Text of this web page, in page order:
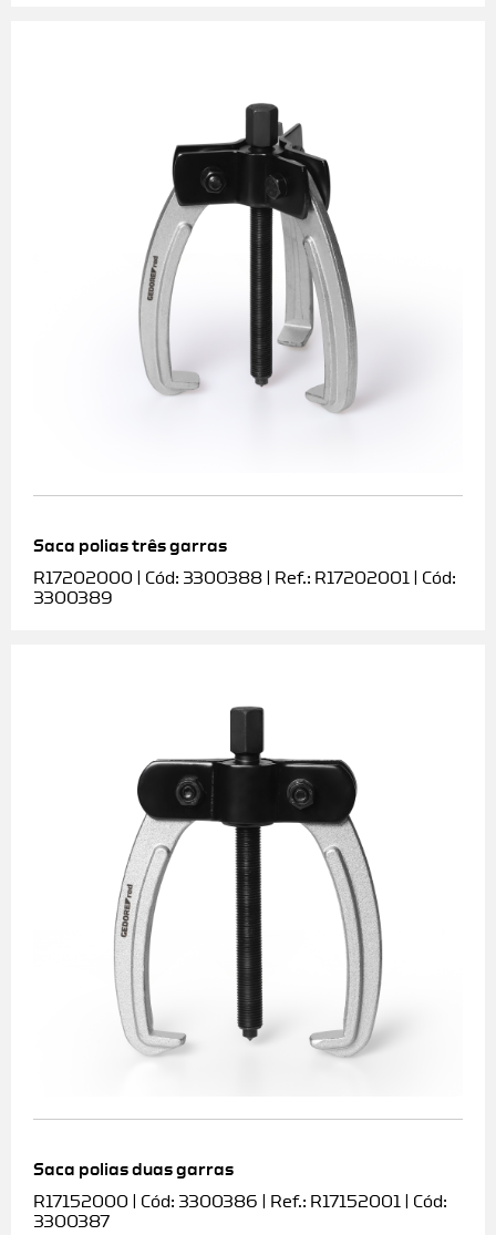
Saca polias três garras
R17202000 | Cód: 3300388 | Ref.: R17202001 | Cód:
3300389
Saca polias duas garras
R17152000 | Cód: 3300386 | Ref.: R17152001 | Cód:
3300387